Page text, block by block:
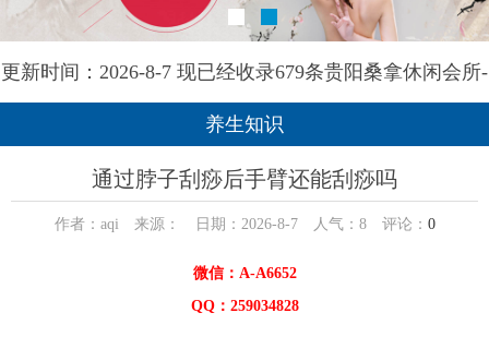
更新时间：2026-8-7 现已经收录679条贵阳桑拿休闲会所-
贵阳和兰养生网信息
养生知识
通过脖子刮痧后手臂还能刮痧吗
作者：aqi 来源： 日期：2026-8-7 人气： 8评论： 0
微信：A-A6652
QQ：259034828